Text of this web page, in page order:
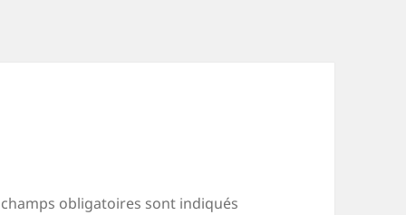
champs obligatoires sont indiqués